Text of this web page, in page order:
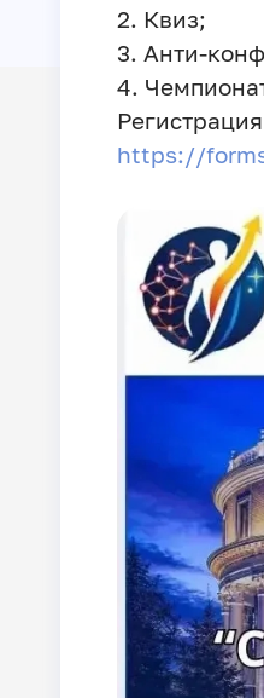
2. Квиз;
3. Анти-
4.
https://